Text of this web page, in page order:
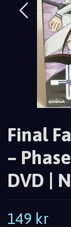
Final
–
DVD |
149 kr